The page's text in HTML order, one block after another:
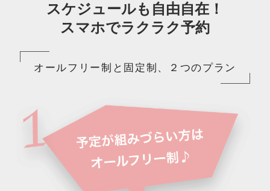
スケジュールも自由自在！
スマホでラクラク予約
オールフリー制と固定制、２つのプラン